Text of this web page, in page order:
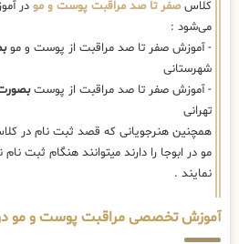
کلاسصفر تا صد مراقبت پوست و مو در
می‌شود :
- آموزش صفر تا صد مراقبت از پوست و مو
شهرستانی
- آموزش صفر تا صد مراقبت از پوست
تهرانی
همچنین هنرجویانی که قصد ثبت نام در
مو در ابوجا را دارند میتوانند هنگام ثبت
نمایند .
آموزش تخصصی مراقبت پوست و مو در